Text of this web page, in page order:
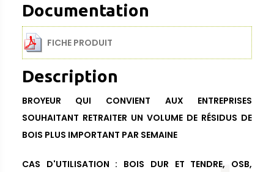
Documentation
FICHE PRODUIT
Description
BROYEUR QUI CONVIENT AUX ENTREPRISES
SOUHAITANT RETRAITER UN VOLUME DE RÉSIDUS DE
BOIS PLUS IMPORTANT PAR SEMAINE
CAS D'UTILISATION : BOIS DUR ET TENDRE, OSB,